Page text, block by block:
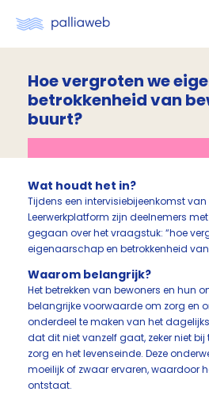
Hoe vergroten we
betrokkenheid van
buurt?
Wat houdt het in?
Tijdens een intervisiebijeenkomst van
Leerwerkplatform zijn deelnemers
gegaan over het vraagstuk: “hoe
eigenaarschap en betrokkenheid
Waarom belangrijk?
Het betrekken van bewoners en hun
belangrijke voorwaarde om zorg en
onderdeel te maken van het
dat dit niet vanzelf gaat, zeker niet
zorg en het levenseinde. Deze
moeilijk of zwaar ervaren, waardoor
ontstaat.